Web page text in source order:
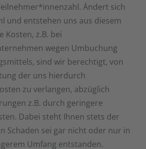
Ändert sich
und entstehen uns aus diesem
Kosten, z.B. bei
wegen Umbuchung
sind wir berechtigt, von
der uns hierdurch
zu verlangen, abzüglich
z.B. durch geringere
Dabei steht Ihnen stets der
Schaden sei gar nicht oder nur in
Umfang entstanden.